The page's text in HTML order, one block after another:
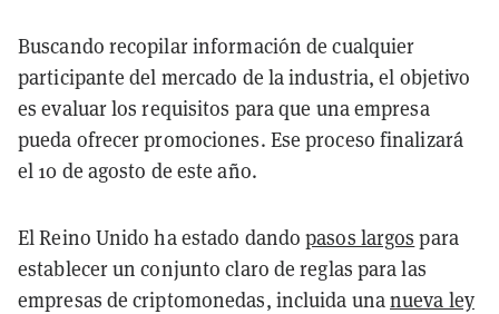
Buscando recopilar información de cualquier
participante del mercado de la industria, el objetivo
es evaluar los requisitos para que una empresa
pueda ofrecer promociones. Ese proceso finalizará
el 10 de agosto de este año.
El Reino Unido ha estado dandopasos largos para
establecer un conjunto claro de reglas para las
empresas de criptomonedas, incluida unanueva ley